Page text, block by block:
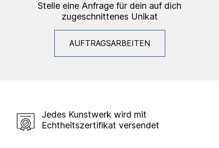
Stelle eine Anfrage für dein auf dich
zugeschnittenes Unikat
AUFTRAGSARBEITEN
Jedes Kunstwerk wird mit
Echtheitszertifikat versendet